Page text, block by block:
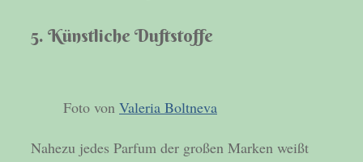
5. Künstliche Duftstoffe
Foto von Valeria Boltneva
Nahezu jedes Parfum der großen Marken weißt